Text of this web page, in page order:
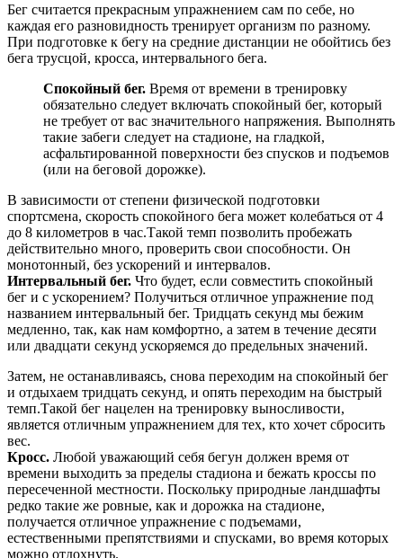
Бег считается прекрасным упражнением сам по себе, но
каждая его разновидность тренирует организм по разному.
При подготовке к бегу на средние дистанции не обойтись без
бега трусцой, кросса, интервального бега.
Спокойный бег. Время от времени в тренировку
обязательно следует включать спокойный бег, который
не требует от вас значительного напряжения. Выполнять
такие забеги следует на стадионе, на гладкой,
асфальтированной поверхности без спусков и подъемов
(или на беговой дорожке).
В зависимости от степени физической подготовки
спортсмена, скорость спокойного бега может колебаться от 4
до 8 километров в час.Такой темп позволить пробежать
действительно много, проверить свои способности. Он
монотонный, без ускорений и интервалов.
Интервальный бег. Что будет, если совместить спокойный
бег и с ускорением? Получиться отличное упражнение под
названием интервальный бег. Тридцать секунд мы бежим
медленно, так, как нам комфортно, а затем в течение десяти
или двадцати секунд ускоряемся до предельных значений.
Затем, не останавливаясь, снова переходим на спокойный бег
и отдыхаем тридцать секунд, и опять переходим на быстрый
темп.Такой бег нацелен на тренировку выносливости,
является отличным упражнением для тех, кто хочет сбросить
вес.
Кросс. Любой уважающий себя бегун должен время от
времени выходить за пределы стадиона и бежать кроссы по
пересеченной местности. Поскольку природные ландшафты
редко такие же ровные, как и дорожка на стадионе,
получается отличное упражнение с подъемами,
естественными препятствиями и спусками, во время которых
можно отдохнуть.